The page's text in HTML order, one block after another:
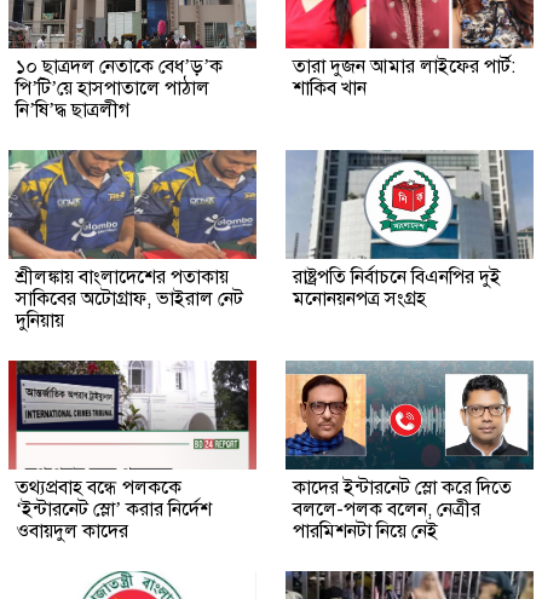
১০ ছাত্রদল নেতাকে বেধ’ড়’ক
পি’টি’য়ে হাসপাতালে পাঠাল
নি’ষি’দ্ধ ছাত্রলীগ
তারা দুজন আমার লাইফের পার্ট:
শাকিব খান
শ্রীলঙ্কায় বাংলাদেশের পতাকায়
সাকিবের অটোগ্রাফ, ভাইরাল নেট
দুনিয়ায়
রাষ্ট্রপতি নির্বাচনে বিএনপির দুই
মনোনয়নপত্র সংগ্রহ
তথ্যপ্রবাহ বন্ধে পলককে
‘ইন্টারনেট স্লো’ করার নির্দেশ
ওবায়দুল কাদের
কাদের ইন্টারনেট স্লো করে দিতে
বললে-পলক বলেন, নেত্রীর
পারমিশনটা নিয়ে নেই